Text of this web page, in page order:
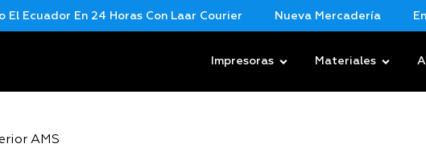
Ecuador En 24 Horas Con Laar Courier Nueva Mercadería
Impresoras Materiales
AMS